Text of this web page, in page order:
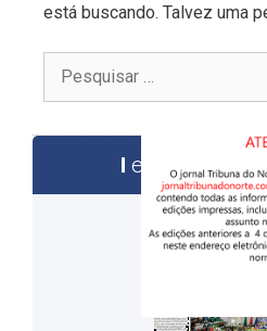
está buscando. Talvez uma
por:
edições